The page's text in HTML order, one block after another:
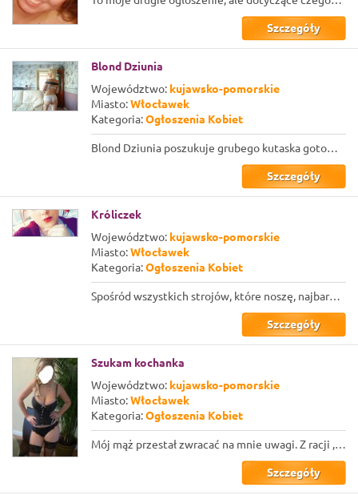
Szczegóły
Blond Dziunia
Województwo: kujawsko-pomorskie
Miasto:Włocławek
Kategoria:Ogłoszenia Kobiet
Blond Dziunia poszukuje grubego kutaska gotowego zadowolić jej cipkę i dupkę. Z...
Szczegóły
Króliczek
Województwo: kujawsko-pomorskie
Miasto:Włocławek
Kategoria:Ogłoszenia Kobiet
Spośród wszystkich strojów, które noszę, najbardziej przypadł mi do gustu strój ...
Szczegóły
Szukam kochanka
Województwo: kujawsko-pomorskie
Miasto:Włocławek
Kategoria:Ogłoszenia Kobiet
Mój mąż przestał zwracać na mnie uwagi. Z racji ,że mnie utrzymuje nie chcę zryw...
Szczegóły